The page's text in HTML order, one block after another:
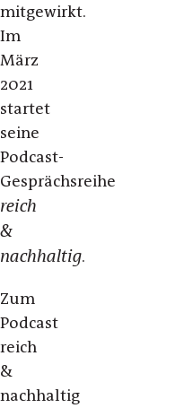
mitgewirkt.
Im
März
2021
startet
seine
Podcast-
Gesprächsreihe
reich
&
nachhaltig.
Zum
Podcast
reich
&
nachhaltig